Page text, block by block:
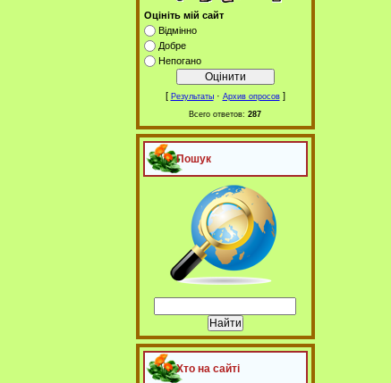
Оцініть мій сайт
Відмінно
Добре
Непогано
[ Результаты· Архив опросов]
Всего ответов: 287
Пошук
Хто на сайті